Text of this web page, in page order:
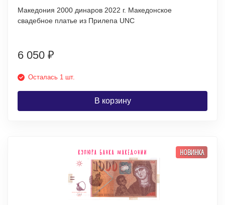
Македония 2000 динаров 2022 г. Македонское
свадебное платье из Прилепа UNC
6 050 ₽
Осталась 1 шт.
В корзину
НОВИНКА